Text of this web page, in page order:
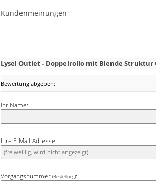
Montageprofil mit Blende, auf welchem
Kundenmeinungen
Lysel Outlet - Doppelrollo mit Blende Struktur
Bewertung abgeben:
Ihr Name:
Ihre E-Mail-Adresse:
Vorgangsnummer (Bestellung):